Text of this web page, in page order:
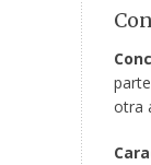
otra